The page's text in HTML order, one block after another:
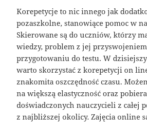
Korepetycje to nic innego jak
pozaszkolne, stanowiące pomoc w
Skierowane są do uczniów, którzy
wiedzy, problem z jej
przygotowaniu do testu. W
warto skorzystać z korepetycji on
znakomita oszczędność czasu.
na większą elastyczność oraz
doświadczonych nauczycieli z całej
z najbliższej okolicy. Zajęcia online